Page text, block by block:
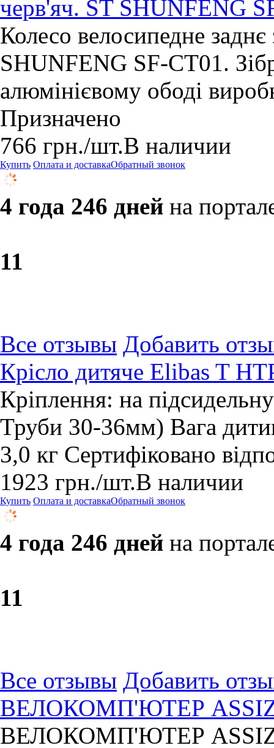
черв'яч. ST SHUNFENG
Колесо велосипедне
SHUNFENG SF-CT01.
алюмінієвому ободі
Призначено
766 грн./шт.В наличии
Купить Оплата и доставкаОбратный звонок
4 года 246 дней на
11
Все отзывы Добавить
Крiсло дитяче Elibas T
Кріплення: на
Труби 30-36мм) Вага
3,0 кг Сертифіковано
1923 грн./шт.В наличии
Купить Оплата и доставкаОбратный звонок
4 года 246 дней на
11
Все отзывы Добавить
ВЕЛОКОМП'ЮТЕР
ВЕЛОКОМП'ЮТЕР